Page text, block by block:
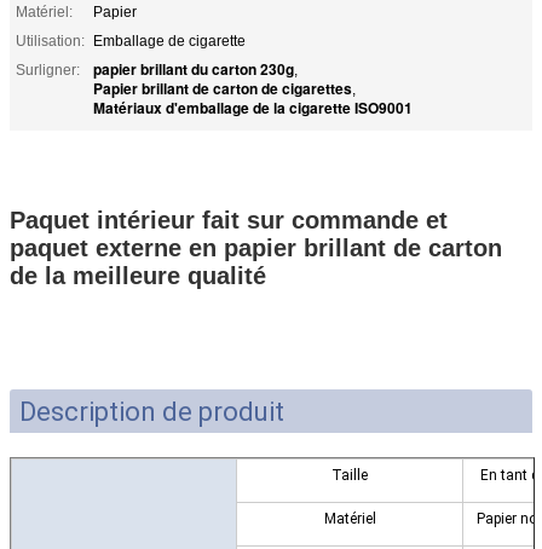
Matériel:
Papier
Utilisation: Emballage de cigarette
Surligner:
papier brillant du carton 230g,
Papier brillant de carton de cigarettes,
Matériaux d'emballage de la cigarette ISO9001
Paquet intérieur fait sur commande et
paquet externe en papier brillant de carton
de la meilleure qualité
Description de produit
Taille En tant
Matériel Papier